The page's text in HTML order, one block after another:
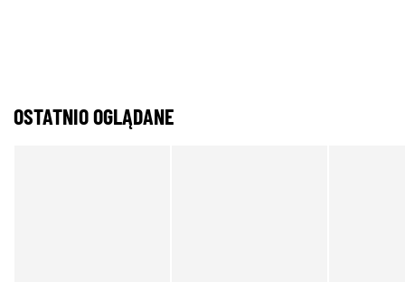
OSTATNIO OGLĄDANE